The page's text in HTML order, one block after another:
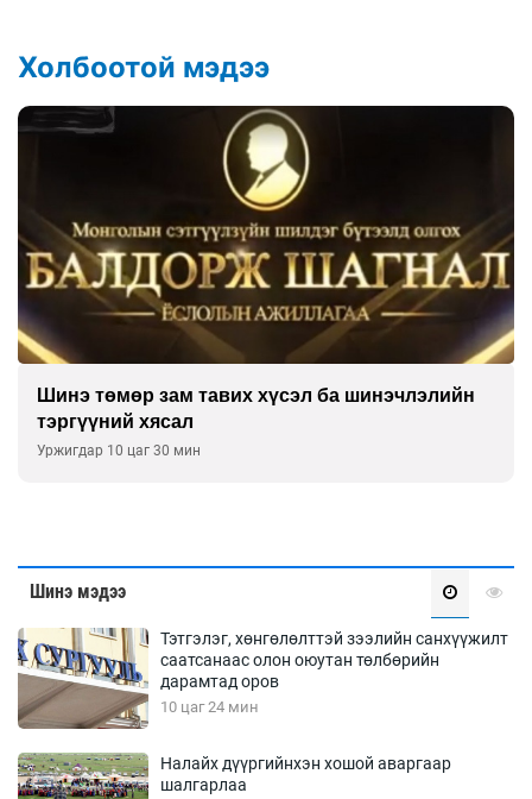
Холбоотой мэдээ
Шинэ төмөр зам тавих хүсэл ба шинэчлэлийн
тэргүүний хясал
Уржигдар 10 цаг 30 мин
Шинэ мэдээ
Тэтгэлэг, хөнгөлөлттэй зээлийн санхүүжилт
саатсанаас олон оюутан төлбөрийн
дарамтад оров
10 цаг 24 мин
Налайх дүүргийнхэн хошой аваргаар
шалгарлаа